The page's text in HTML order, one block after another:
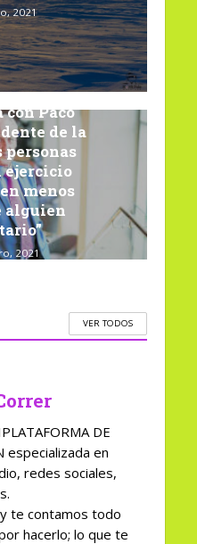
2021
Paco
de la
personas
ejercicio
menos
alguien
2021
VER TODOS
DE
especializada en
redes sociales,
te contamos todo
hacerlo; lo que te